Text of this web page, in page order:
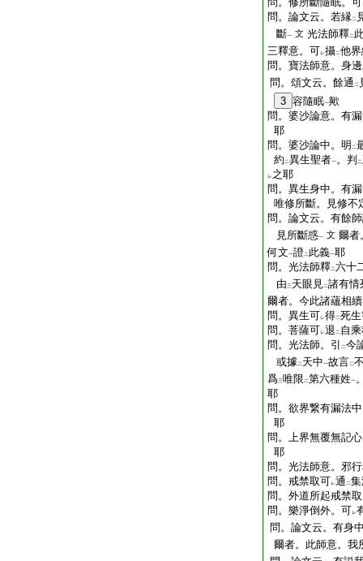
問。論文云。若縁二
斷一 文 光法師釋二
三釋意。可レ攝二他
問。寶法師意。身
問。頌文云。餘通 二
3 容隨眠一歟
問。婆沙論意。有
耶
問。婆沙論中。明 二
約 二異生聖者一。判 二
レ之耶
問。異生身中。有
唯修所斷。見修不
問。論文云。有餘
見所斷惑一 文 爾者
何文一證二 此義一耶
問。光法師釋二六十
由三天眼見二諸有情
爾者。今此諸蘊相
問。異生可レ得二死
問。菩薩可レ退 二 自
問。光法師。引
二今
或據二 天中一故言二
爲三唯限 二第六種姓一
耶
問。欲界繋有漏法
耶
問。上界無覆無記
耶
問。光法師意。邪
問。戒禁取可レ通 二
問。外道所起戒禁
問。樂淨倒外。可レ
問。論文云。有身
爾者。此師意。我